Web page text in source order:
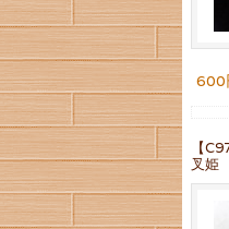
600
【
叉姫